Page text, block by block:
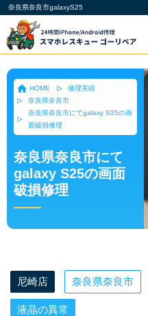
奈良県奈良市galaxyS25
HOME
修理実績
奈良県奈良市
奈良県奈良市にてgalaxy S25の画
面破損修理
奈良県奈良市にて
galaxy S25の画面
破損修理
尼崎店 奈良県奈良市
液晶の異常